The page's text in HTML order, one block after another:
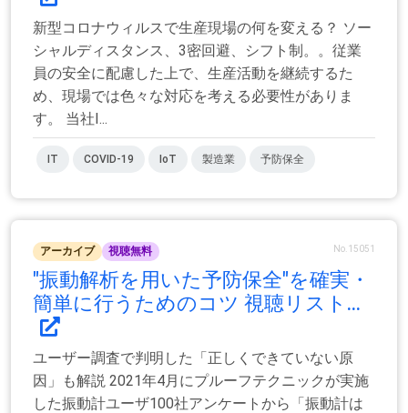
新型コロナウィルスで生産現場の何を変える？ ソー
シャルディスタンス、3密回避、シフト制。。従業
員の安全に配慮した上で、生産活動を継続するた
め、現場では色々な対応を考える必要性がありま
す。 当社I...
IT COVID-19 IoT 製造業 予防保全
アーカイブ 視聴無料 No.15051
"振動解析を用いた予防保全"を確実・
簡単に行うためのコツ 視聴リスト...
ユーザー調査で判明した「正しくできていない原
因」も解説 2021年4月にプルーフテクニックが実施
した振動計ユーザ100社アンケートから「振動計は